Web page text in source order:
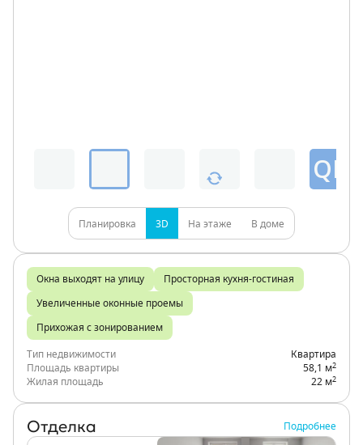
QR
Планировка 3D На этаже В доме
Окна выходят на улицу Просторная кухня-гостиная
Увеличенные оконные проемы
Прихожая с зонированием
Тип недвижимости
Квартира
Площадь квартиры
58,1 м2
Жилая площадь 22 м2
Отделка Подробнее